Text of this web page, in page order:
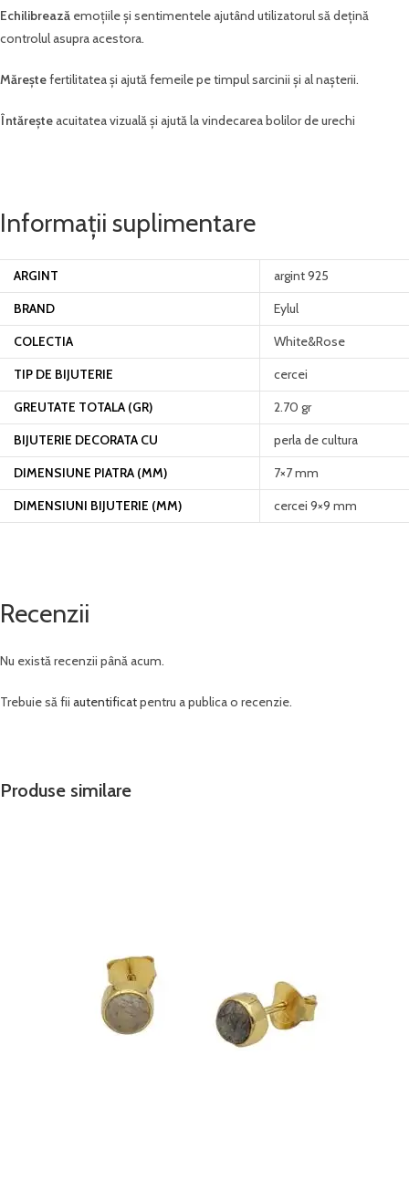
Echilibrează emoțiile și sentimentele ajutând utilizatorul să dețină
controlul asupra acestora.
Măreștefertilitatea și ajută femeile pe timpul sarcinii și al nașterii.
Întăreșteacuitatea vizuală și ajută la vindecarea bolilor de urechi
Informații suplimentare
ARGINT
argint 925
BRAND
Eylul
COLECTIA
White&Rose
TIP DE BIJUTERIE
cercei
GREUTATE TOTALA (GR)
2.70 gr
BIJUTERIE DECORATA CU
perla de cultura
DIMENSIUNE PIATRA (MM)
7×7 mm
DIMENSIUNI BIJUTERIE (MM)
cercei 9×9 mm
Recenzii
Nu există recenzii până acum.
Trebuie să fii autentificatpentru a publica o recenzie.
Produse similare